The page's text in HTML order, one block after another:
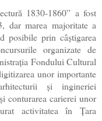
1830-1860” a fost
dar marea majoritate a
posibile prin câştigarea
organizate de
Fondului Cultural
unor importante
şi ingineriei
conturarea carierei unor
activitatea în Țara